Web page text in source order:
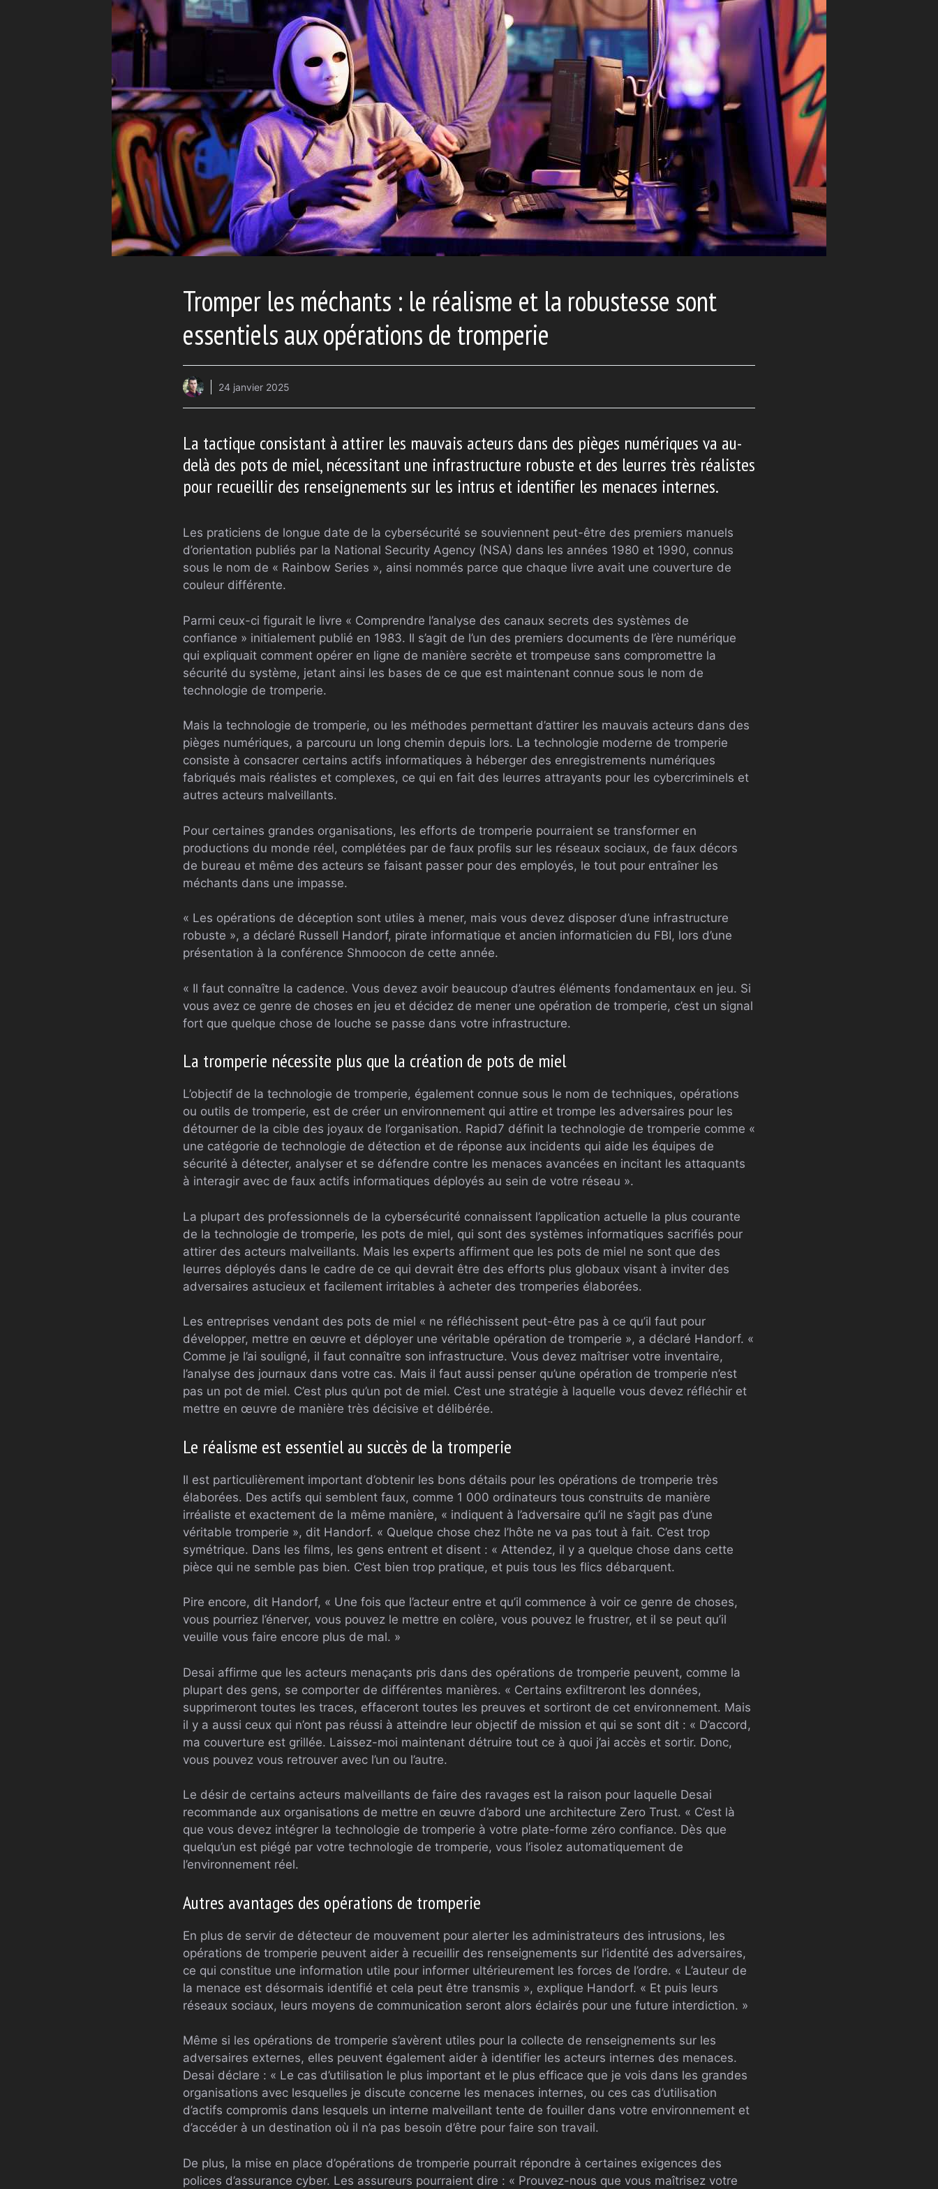
Tromper les méchants : le réalisme et la robustesse sont
essentiels aux opérations de tromperie
24 janvier 2025
La tactique consistant à attirer les mauvais acteurs dans des pièges numériques va au-
delà des pots de miel, nécessitant une infrastructure robuste et des leurres très réalistes
pour recueillir des renseignements sur les intrus et identifier les menaces internes.
Les praticiens de longue date de la cybersécurité se souviennent peut-être des premiers manuels
d’orientation publiés par la National Security Agency (NSA) dans les années 1980 et 1990, connus
sous le nom de « Rainbow Series », ainsi nommés parce que chaque livre avait une couverture de
couleur différente.
Parmi ceux-ci figurait le livre « Comprendre l’analyse des canaux secrets des systèmes de
confiance » initialement publié en 1983. Il s’agit de l’un des premiers documents de l’ère numérique
qui expliquait comment opérer en ligne de manière secrète et trompeuse sans compromettre la
sécurité du système, jetant ainsi les bases de ce que est maintenant connue sous le nom de
technologie de tromperie.
Mais la technologie de tromperie, ou les méthodes permettant d’attirer les mauvais acteurs dans des
pièges numériques, a parcouru un long chemin depuis lors. La technologie moderne de tromperie
consiste à consacrer certains actifs informatiques à héberger des enregistrements numériques
fabriqués mais réalistes et complexes, ce qui en fait des leurres attrayants pour les cybercriminels et
autres acteurs malveillants.
Pour certaines grandes organisations, les efforts de tromperie pourraient se transformer en
productions du monde réel, complétées par de faux profils sur les réseaux sociaux, de faux décors
de bureau et même des acteurs se faisant passer pour des employés, le tout pour entraîner les
méchants dans une impasse.
« Les opérations de déception sont utiles à mener, mais vous devez disposer d’une infrastructure
robuste », a déclaré Russell Handorf, pirate informatique et ancien informaticien du FBI, lors d’une
présentation à la conférence Shmoocon de cette année.
« Il faut connaître la cadence. Vous devez avoir beaucoup d’autres éléments fondamentaux en jeu. Si
vous avez ce genre de choses en jeu et décidez de mener une opération de tromperie, c’est un signal
fort que quelque chose de louche se passe dans votre infrastructure.
La tromperie nécessite plus que la création de pots de miel
L’objectif de la technologie de tromperie, également connue sous le nom de techniques, opérations
ou outils de tromperie, est de créer un environnement qui attire et trompe les adversaires pour les
détourner de la cible des joyaux de l’organisation. Rapid7 définit la technologie de tromperie comme «
une catégorie de technologie de détection et de réponse aux incidents qui aide les équipes de
sécurité à détecter, analyser et se défendre contre les menaces avancées en incitant les attaquants
à interagir avec de faux actifs informatiques déployés au sein de votre réseau ».
La plupart des professionnels de la cybersécurité connaissent l’application actuelle la plus courante
de la technologie de tromperie, les pots de miel, qui sont des systèmes informatiques sacrifiés pour
attirer des acteurs malveillants. Mais les experts affirment que les pots de miel ne sont que des
leurres déployés dans le cadre de ce qui devrait être des efforts plus globaux visant à inviter des
adversaires astucieux et facilement irritables à acheter des tromperies élaborées.
Les entreprises vendant des pots de miel « ne réfléchissent peut-être pas à ce qu’il faut pour
développer, mettre en œuvre et déployer une véritable opération de tromperie », a déclaré Handorf. «
Comme je l’ai souligné, il faut connaître son infrastructure. Vous devez maîtriser votre inventaire,
l’analyse des journaux dans votre cas. Mais il faut aussi penser qu’une opération de tromperie n’est
pas un pot de miel. C’est plus qu’un pot de miel. C’est une stratégie à laquelle vous devez réfléchir et
mettre en œuvre de manière très décisive et délibérée.
Le réalisme est essentiel au succès de la tromperie
Il est particulièrement important d’obtenir les bons détails pour les opérations de tromperie très
élaborées. Des actifs qui semblent faux, comme 1 000 ordinateurs tous construits de manière
irréaliste et exactement de la même manière, « indiquent à l’adversaire qu’il ne s’agit pas d’une
véritable tromperie », dit Handorf. « Quelque chose chez l’hôte ne va pas tout à fait. C’est trop
symétrique. Dans les films, les gens entrent et disent : « Attendez, il y a quelque chose dans cette
pièce qui ne semble pas bien. C’est bien trop pratique, et puis tous les flics débarquent.
Pire encore, dit Handorf, « Une fois que l’acteur entre et qu’il commence à voir ce genre de choses,
vous pourriez l’énerver, vous pouvez le mettre en colère, vous pouvez le frustrer, et il se peut qu’il
veuille vous faire encore plus de mal. »
Desai affirme que les acteurs menaçants pris dans des opérations de tromperie peuvent, comme la
plupart des gens, se comporter de différentes manières. « Certains exfiltreront les données,
supprimeront toutes les traces, effaceront toutes les preuves et sortiront de cet environnement. Mais
il y a aussi ceux qui n’ont pas réussi à atteindre leur objectif de mission et qui se sont dit : « D’accord,
ma couverture est grillée. Laissez-moi maintenant détruire tout ce à quoi j’ai accès et sortir. Donc,
vous pouvez vous retrouver avec l’un ou l’autre.
Le désir de certains acteurs malveillants de faire des ravages est la raison pour laquelle Desai
recommande aux organisations de mettre en œuvre d’abord une architecture Zero Trust. « C’est là
que vous devez intégrer la technologie de tromperie à votre plate-forme zéro confiance. Dès que
quelqu’un est piégé par votre technologie de tromperie, vous l’isolez automatiquement de
l’environnement réel.
Autres avantages des opérations de tromperie
En plus de servir de détecteur de mouvement pour alerter les administrateurs des intrusions, les
opérations de tromperie peuvent aider à recueillir des renseignements sur l’identité des adversaires,
ce qui constitue une information utile pour informer ultérieurement les forces de l’ordre. « L’auteur de
la menace est désormais identifié et cela peut être transmis », explique Handorf. « Et puis leurs
réseaux sociaux, leurs moyens de communication seront alors éclairés pour une future interdiction. »
Même si les opérations de tromperie s’avèrent utiles pour la collecte de renseignements sur les
adversaires externes, elles peuvent également aider à identifier les acteurs internes des menaces.
Desai déclare : « Le cas d’utilisation le plus important et le plus efficace que je vois dans les grandes
organisations avec lesquelles je discute concerne les menaces internes, ou ces cas d’utilisation
d’actifs compromis dans lesquels un interne malveillant tente de fouiller dans votre environnement et
d’accéder à un destination où il n’a pas besoin d’être pour faire son travail.
De plus, la mise en place d’opérations de tromperie pourrait répondre à certaines exigences des
polices d’assurance cyber. Les assureurs pourraient dire : « Prouvez-nous que vous maîtrisez votre